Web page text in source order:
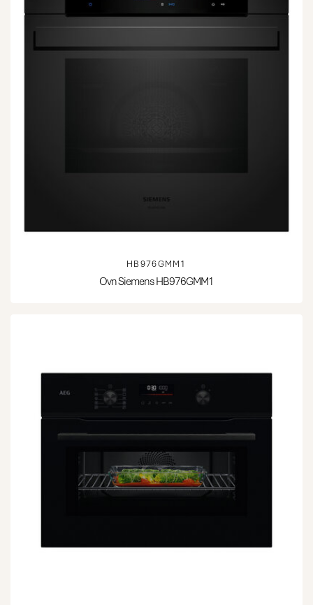
HB976GMM1
Ovn Siemens HB976GMM1